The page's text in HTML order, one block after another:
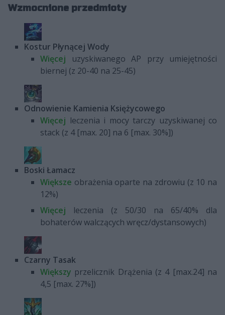
Wzmocnione przedmioty
Kostur Płynącej Wody
Więcej
uzyskiwanego AP przy umiejętności
biernej (z 20-40 na 25-45)
Odnowienie Kamienia Księżycowego
Więcej leczenia i mocy tarczy uzyskiwanej co
stack (z 4 [max. 20] na 6 [max. 30%])
Boski Łamacz
Większe obrażenia oparte na zdrowiu (z 10 na
12%)
Więcej
leczenia (z 50/30 na 65/40% dla
bohaterów walczących wręcz/dystansowych)
Czarny Tasak
Większy przelicznik Drążenia (z 4 [max.24] na
4,5 [max. 27%])